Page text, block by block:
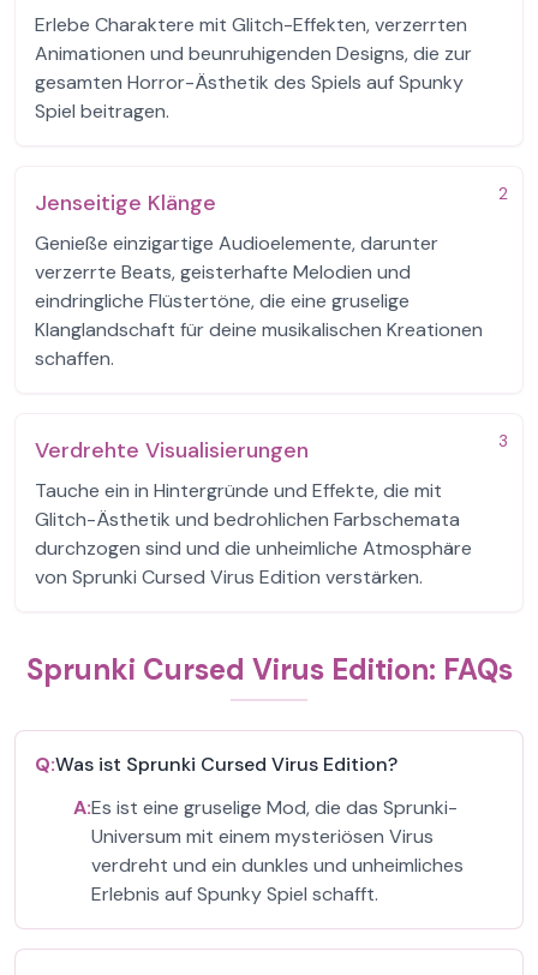
Erlebe Charaktere mit Glitch-Effekten, verzerrten
Animationen und beunruhigenden Designs, die zur
gesamten Horror-Ästhetik des Spiels auf Spunky
Spiel beitragen.
2
Jenseitige Klänge
Genieße einzigartige Audioelemente, darunter
verzerrte Beats, geisterhafte Melodien und
eindringliche Flüstertöne, die eine gruselige
Klanglandschaft für deine musikalischen Kreationen
schaffen.
3
Verdrehte Visualisierungen
Tauche ein in Hintergründe und Effekte, die mit
Glitch-Ästhetik und bedrohlichen Farbschemata
durchzogen sind und die unheimliche Atmosphäre
von Sprunki Cursed Virus Edition verstärken.
Sprunki Cursed Virus Edition: FAQs
Q:Was ist Sprunki Cursed Virus Edition?
A:Es ist eine gruselige Mod, die das Sprunki-
Universum mit einem mysteriösen Virus
verdreht und ein dunkles und unheimliches
Erlebnis auf Spunky Spiel schafft.